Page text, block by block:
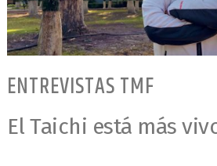
ENTREVISTAS TMF
El Taichi está más